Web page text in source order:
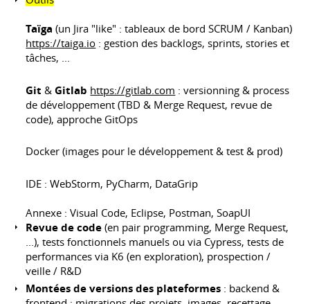
Taïga (un Jira "like" : tableaux de bord SCRUM / Kanban)
https://taiga.io : gestion des backlogs, sprints, stories et
tâches, ...
Git &Gitlab https://gitlab.com : versionning & process
de développement (TBD & Merge Request, revue de
code), approche GitOps
Docker (images pour le développement & test & prod)
IDE : WebStorm, PyCharm, DataGrip
Annexe : Visual Code, Eclipse, Postman, SoapUI
Revue de code (en pair programming, Merge Request,
...), tests fonctionnels manuels ou via Cypress, tests de
performances via K6 (en exploration), prospection /
veille / R&D
Montées de versions des plateformes : backend &